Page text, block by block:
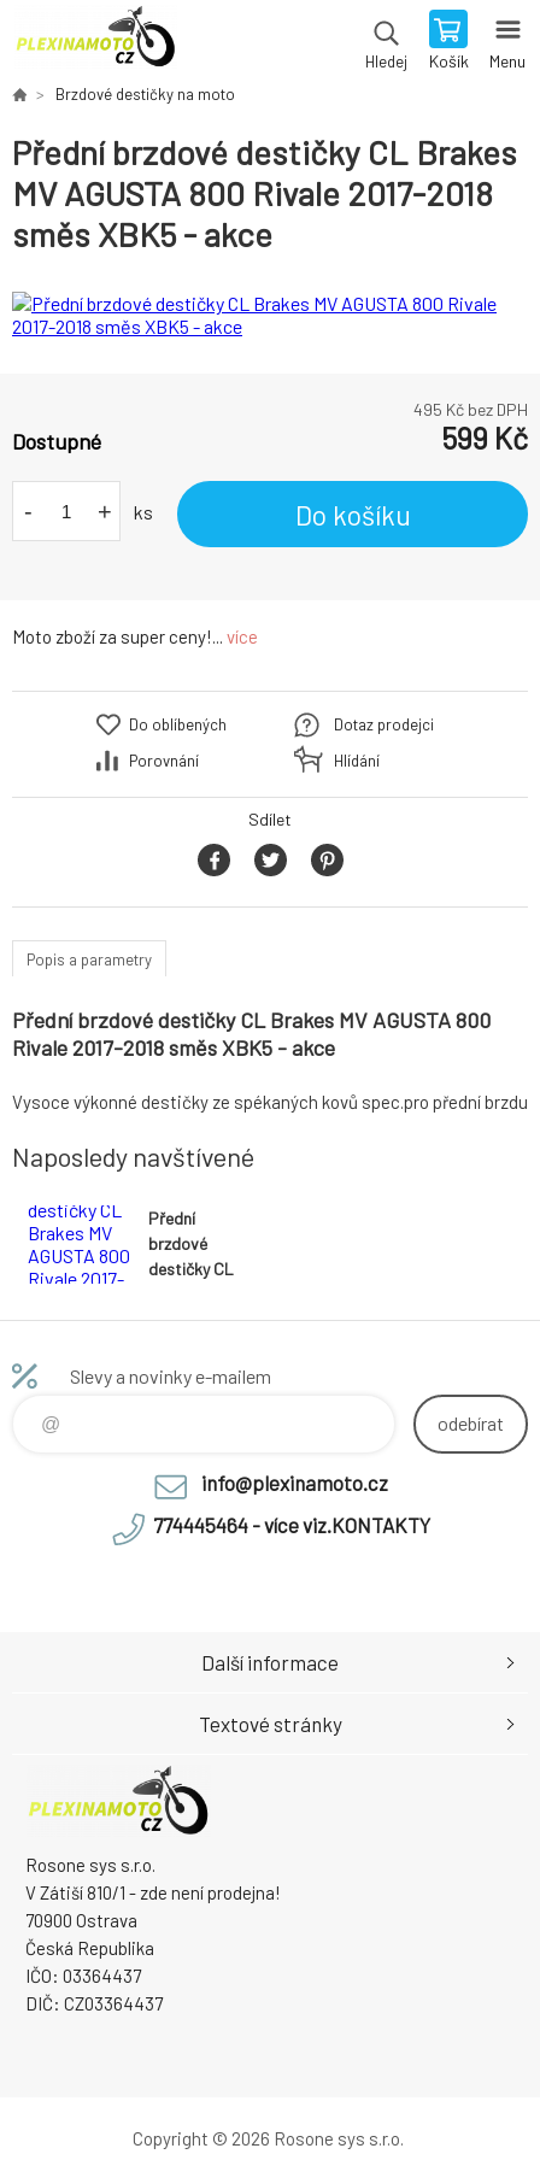
Hledej Košík Menu
Brzdové destičky na moto
Přední brzdové destičky CL Brakes
MV AGUSTA 800 Rivale 2017-2018
směs XBK5 - akce
Moto zboží za super ceny!... více
495 Kč bez DPH
Dostupné 599 Kč
- + ks Do košíku
Do oblíbených
Porovnání
Dotaz prodejci
Hlídání
Sdílet
Popis a parametry
Přední brzdové destičky CL Brakes MV AGUSTA 800
Rivale 2017-2018 směs XBK5 - akce
Vysoce výkonné destičky ze spékaných kovů spec.pro přední brzdu
Naposledy navštívené
Přední
brzdové
destičky CL
AGUSTA
2017-2018
Slevy a novinky e-mailem
odebírat
info@plexinamoto.cz
774445464 - více viz.KONTAKTY
Rosone sys s.r.o.
V Zátiší 810/1 - zde není prodejna!
70900 Ostrava
Česká Republika
IČO: 03364437
DIČ: CZ03364437
Další informace
Textové stránky
Copyright © 2026 Rosone sys s.r.o.